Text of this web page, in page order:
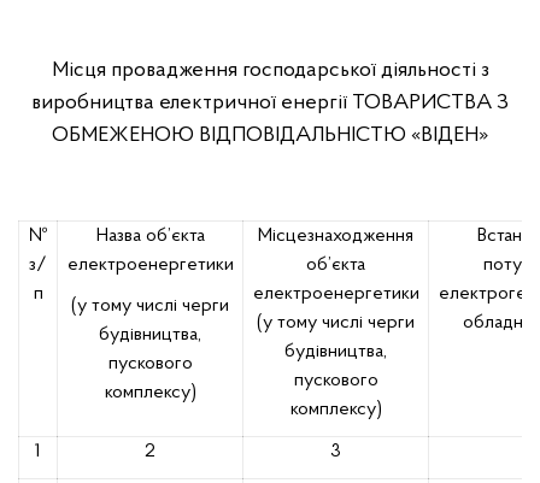
Місця провадження господарської діяльності з
виробництва електричної енергії ТОВАРИСТВА З
ОБМЕЖЕНОЮ ВІДПОВІДАЛЬНІСТЮ «ВІДЕН»
№
з/
п
Назва об’єкта
електроенергетики
(у тому числі черги
будівництва,
пускового
комплексу)
Місцезнаходження
об’єкта
електроенергетики
(у тому числі черги
будівництва,
пускового
комплексу)
1 2 3